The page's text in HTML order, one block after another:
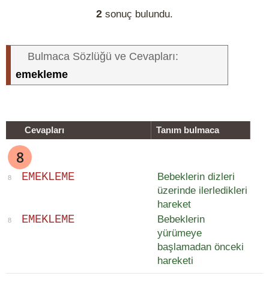
2 sonuç bulundu.
Bulmaca Sözlüğü ve Cevapları:
emekleme
Cevapları Tanım bulmaca
8
8 EMEKLEME
Bebeklerin dizleri
üzerinde ilerledikleri
hareket
8 EMEKLEME
Bebeklerin
yürümeye
başlamadan önceki
hareketi